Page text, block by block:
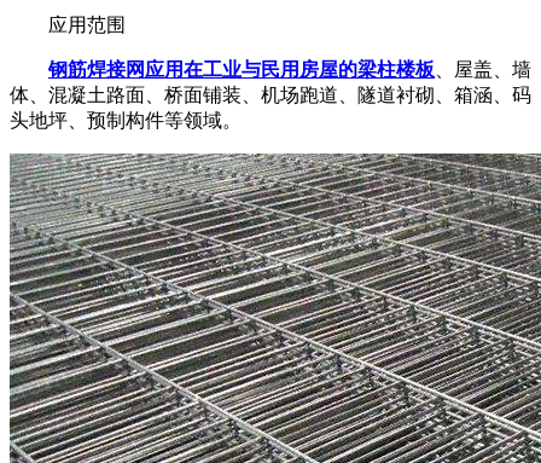
应用范围
钢筋焊接网应用在工业与民用房屋的梁柱楼板 、屋盖、墙
体、混凝土路面、桥面铺装、机场跑道、隧道衬砌、箱涵、码
头地坪、预制构件等领域。